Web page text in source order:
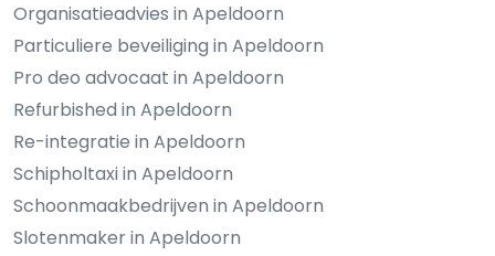
Organisatieadvies in Apeldoorn
Particuliere beveiliging in Apeldoorn
Pro deo advocaat in Apeldoorn
Refurbished in Apeldoorn
Re-integratie in Apeldoorn
Schipholtaxi in Apeldoorn
Schoonmaakbedrijven in Apeldoorn
Slotenmaker in Apeldoorn